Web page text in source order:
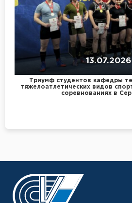
13.07.2026
Триумф студентов кафедры
тяжелоатлетических видов
соревнованиях в